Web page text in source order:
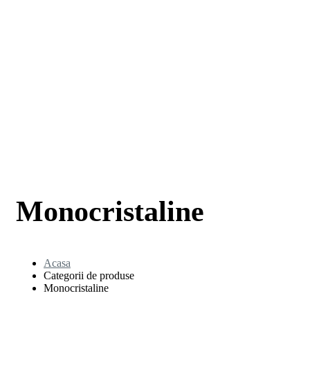
Monocristaline
Acasa
Categorii de produse
Monocristaline